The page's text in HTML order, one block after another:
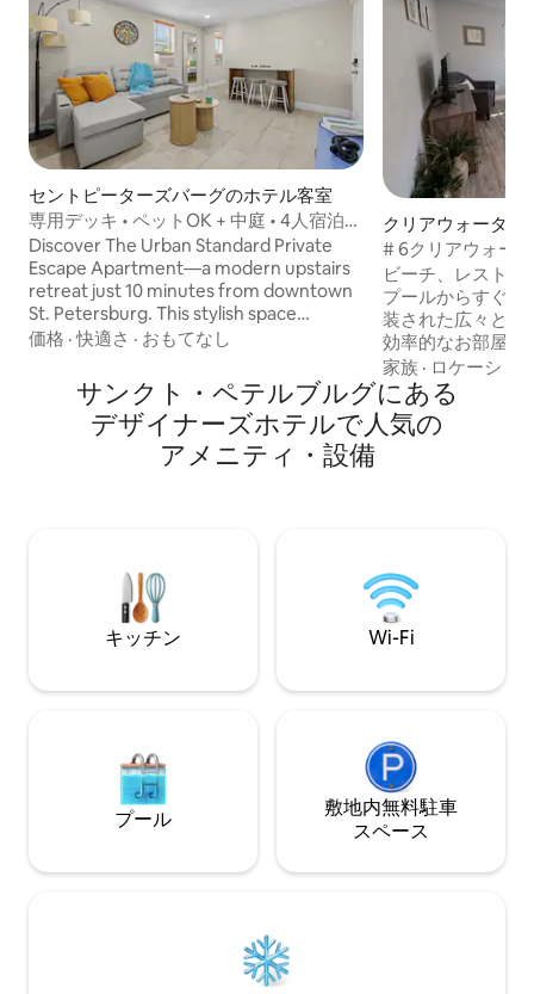
セントピーターズバーグのホテル客室
専用デッキ • ペットOK + 中庭 • 4人宿泊可
能
Discover The Urban Standard Private
Escape Apartment—a modern upstairs
retreat just 10 minutes from downtown
St. Petersburg. This stylish space
features 2 cozy bedrooms, a bright living
home-cooked meals. Freshen up in the
sleek bathroom with a walk-in shower, or
unwind outdoors on the private deck
with shared garden seating. With 2
bedroons, Wi-Fi and pet-friendly vibes,
価格 ·快適さ · おもてなし
クリアウォーター
テル客室
# 6クリアウォー
ポルポーズイン
ビーチ、レスト
プールからすぐの
装された広々とし
効率的なお部屋で
ビーチで最も魅力
で、快適さと利便
境をお楽しみください。 この
な効率の良い宿泊
くつろぐのに理想的です。
可能（ペットの連
家族 · ロケーショ
サンクト・ペテルブルグにある
デ⁠ザ⁠イ⁠ナ⁠ー⁠ズホ⁠テ⁠ル⁠で人⁠気⁠の
ア⁠メ⁠ニ⁠テ⁠ィ⁠・設⁠備
キッチン Wi-Fi
プール
敷地内無料駐⁠車
ス⁠ペ⁠ー⁠ス